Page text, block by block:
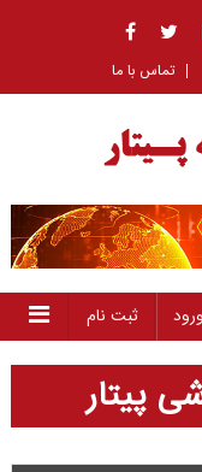
تماس با ما
ورود ثبت نام
پیتار